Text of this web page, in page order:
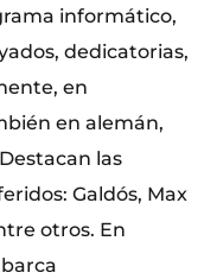
informático,
dedicatorias,
en
en alemán,
las
Galdós, Max
otros. En